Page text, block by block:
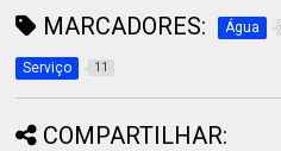
MARCADORES: Água
Serviço 11
COMPARTILHAR: